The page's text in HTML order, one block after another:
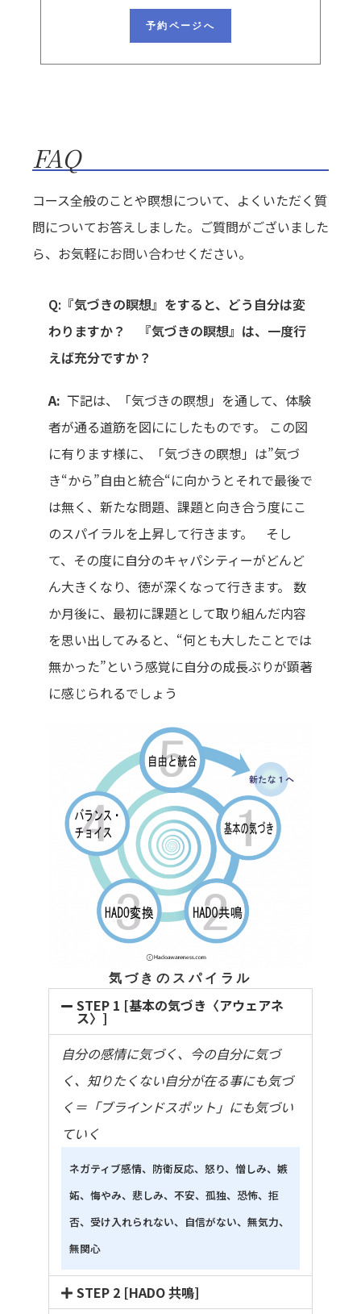
予約ページへ
FAQ
コース全般のことや瞑想について、よくいただく質
問についてお答えしました。ご質問がございました
ら、お気軽にお問い合わせください。
Q:『気づきの瞑想』をすると、どう自分は変
わりますか？ 『気づきの瞑想』は、一度行
えば充分ですか？
A: 下記は、「気づきの瞑想」を通して、体験
者が通る道筋を図ににしたものです。 この図
に有ります様に、「気づきの瞑想」は”気づ
き“から”自由と統合“に向かうとそれで最後で
は無く、新たな問題、課題と向き合う度にこ
のスパイラルを上昇して行きます。 そし
て、その度に自分のキャパシティーがどんど
ん大きくなり、徳が深くなって行きます。 数
か月後に、最初に課題として取り組んだ内容
を思い出してみると、“何とも大したことでは
無かった”という感覚に自分の成長ぶりが顕著
に感じられるでしょう
気づきのスパイラル
STEP 1 [基本の気づき〈アウェアネ
ス〉]
自分の感情に気づく、今の自分に気づ
く、知りたくない自分が在る事にも気づ
く＝「ブラインドスポット」にも気づい
ていく
ネガティブ感情、防衛反応、怒り、憎しみ、嫉
妬、悔やみ、悲しみ、不安、孤独、恐怖、拒
否、受け入れられない、自信がない、無気力、
無関心
STEP 2 [HADO 共鳴]